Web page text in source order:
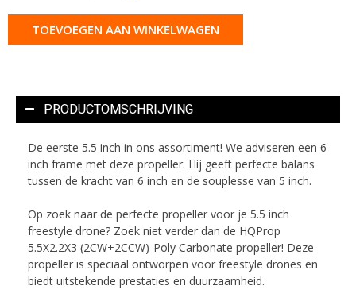
TOEVOEGEN AAN WINKELWAGEN
PRODUCTOMSCHRIJVING
De eerste 5.5 inch in ons assortiment! We adviseren een 6
inch frame met deze propeller. Hij geeft perfecte balans
tussen de kracht van 6 inch en de souplesse van 5 inch.
Op zoek naar de perfecte propeller voor je 5.5 inch
freestyle drone? Zoek niet verder dan de HQProp
5.5X2.2X3 (2CW+2CCW)-Poly Carbonate propeller! Deze
propeller is speciaal ontworpen voor freestyle drones en
biedt uitstekende prestaties en duurzaamheid.